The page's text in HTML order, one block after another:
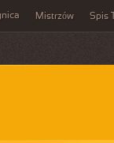
Mistrzów Spis